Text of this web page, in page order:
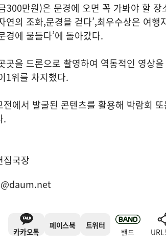
300만원)은 문경에 오면 꼭 가봐야 할
연의 조화,문경을 걷다’,최우수상은 여행
경에 물들다’에 돌아갔다.
곳을 드론으로 촬영하여 역동적인 영상
1위를 차지했다.
에서 발굴된 콘텐츠를 활용해 박람회 또
.
집국장
카카오톡
페이스북 트위터
밴드